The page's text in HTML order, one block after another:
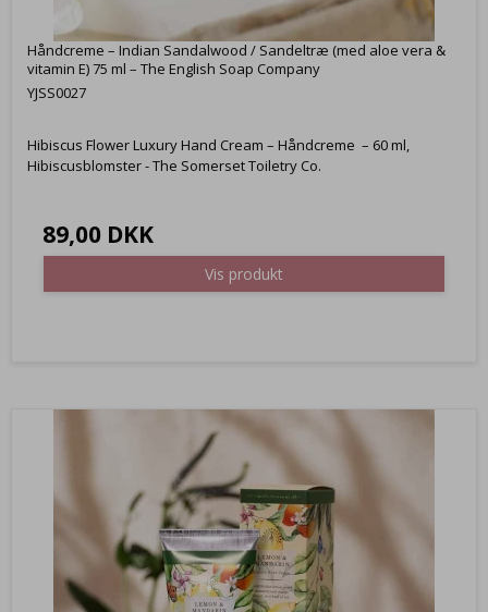
Håndcreme – Indian Sandalwood / Sandeltræ (med aloe vera &
vitamin E) 75 ml – The English Soap Company
YJSS0027
Hibiscus Flower Luxury Hand Cream – Håndcreme – 60 ml,
Hibiscusblomster - The Somerset Toiletry Co.
89,00 DKK
Vis produkt